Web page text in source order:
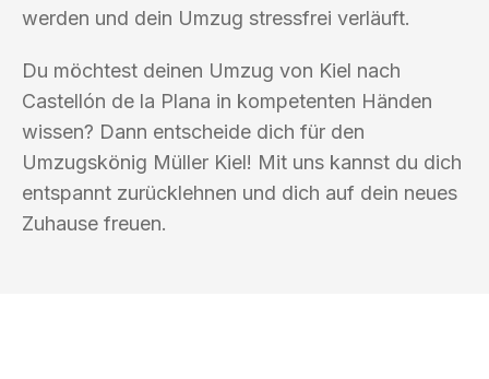
werden und dein Umzug stressfrei verläuft.
Du möchtest deinen Umzug von Kiel nach
Castellón de la Plana in kompetenten Händen
wissen? Dann entscheide dich für den
Umzugskönig Müller Kiel! Mit uns kannst du dich
entspannt zurücklehnen und dich auf dein neues
Zuhause freuen.